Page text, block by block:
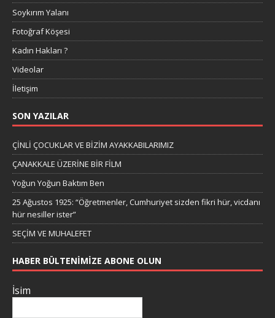
Soykırım Yalanı
Fotoğraf Köşesi
Kadın Hakları ?
Videolar
İletişim
SON YAZILAR
ÇİNLİ ÇOCUKLAR VE BİZİM AYAKKABILARIMIZ
ÇANAKKALE ÜZERİNE BİR FİLM
Yoğun Yoğun Baktım Ben
25 Ağustos 1925: “Öğretmenler, Cumhuriyet sizden fikri hür, vicdanı
hür nesiller ister”
SEÇİM VE MUHALEFET
HABER BÜLTENIMIZE ABONE OLUN
İsim